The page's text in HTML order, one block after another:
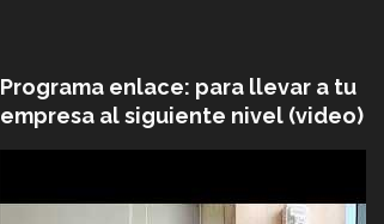
Programa enlace: para llevar a tu
empresa al siguiente nivel (video)